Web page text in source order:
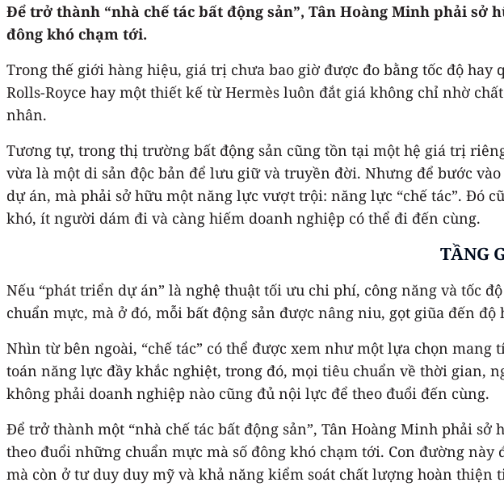
Để trở thành “nhà chế tác bất động sản”, Tân Hoàng Minh phải
đông khó chạm tới.
Trong thế giới hàng hiệu, giá trị chưa bao giờ được đo bằng tốc độ
Rolls-Royce hay một thiết kế từ Hermès luôn đắt giá không chỉ nhờ
nhân.
Tương tự, trong thị trường bất động sản cũng tồn tại một hệ giá trị
vừa là một di sản độc bản để lưu giữ và truyền đời. Nhưng để bước
dự án, mà phải sở hữu một năng lực vượt trội: năng lực “chế tác”. Đó
khó, ít người dám đi và càng hiếm doanh nghiệp có thể đi đến cùng.
TẦNG
Nếu “phát triển dự án” là nghệ thuật tối ưu chi phí, công năng và tốc
chuẩn mực, mà ở đó, mỗi bất động sản được nâng niu, gọt giũa đến độ
Nhìn từ bên ngoài, “chế tác” có thể được xem như một lựa chọn
toán năng lực đầy khắc nghiệt, trong đó, mọi tiêu chuẩn về thời gian,
không phải doanh nghiệp nào cũng đủ nội lực để theo đuổi đến cùng.
Để trở thành một “nhà chế tác bất động sản”, Tân Hoàng Minh phải
theo đuổi những chuẩn mực mà số đông khó chạm tới. Con đường
mà còn ở tư duy duy mỹ và khả năng kiểm soát chất lượng hoàn thiện